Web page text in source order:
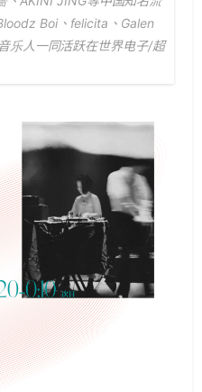
Boi、felicita、Galen
乐人一同活跃在世界电子/超